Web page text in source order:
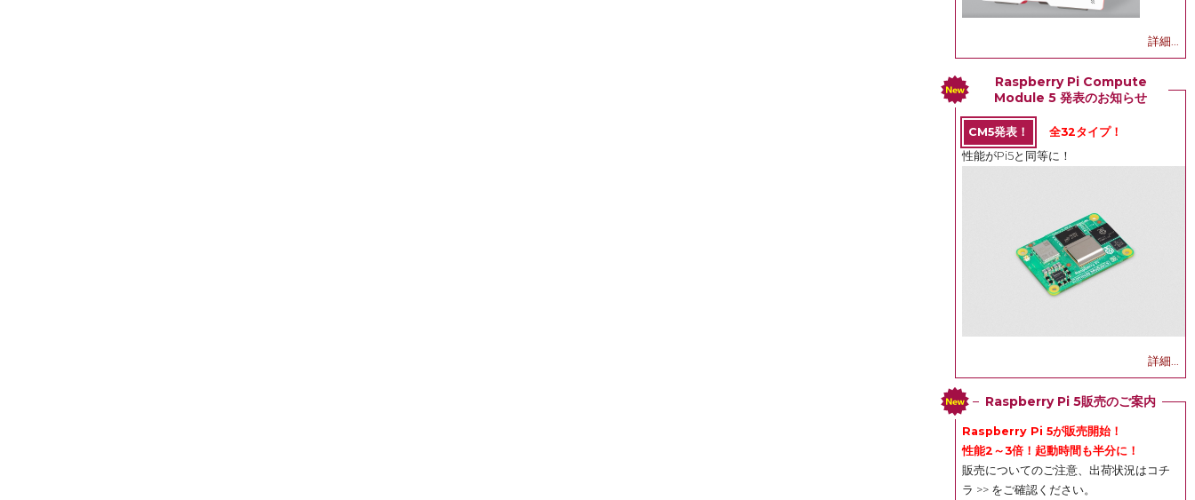
詳細...
Raspberry Pi Compute
Module 5 発表のお知らせ
CM5発表！
全32タイプ！
性能がPi5と同等に！
詳細...
Raspberry Pi 5販売のご案内
Raspberry Pi 5が販売開始！
性能2～3倍！起動時間も半分に！
販売についてのご注意、出荷状況は コチ
ラ >> をご確認ください。